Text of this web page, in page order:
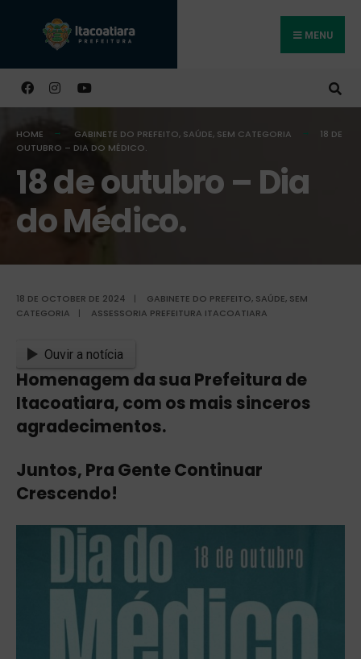
MENU
HOME GABINETE DO PREFEITO, SAÚDE, SEM CATEGORIA
18 DE
OUTUBRO – DIA DO MÉDICO.
18 de outubro – Dia
do Médico.
18 DE OCTOBER DE 2024 | GABINETE DO PREFEITO, SAÚDE, SEM
CATEGORIA
| ASSESSORIA PREFEITURA ITACOATIARA
Ouvir a notícia
Homenagem da sua Prefeitura de
Itacoatiara, com os mais sinceros
agradecimentos.
Juntos, Pra Gente Continuar
Crescendo!
Buscar